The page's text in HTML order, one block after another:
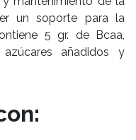
un soporte para la
5 gr. de Bcaa,
añadidos y